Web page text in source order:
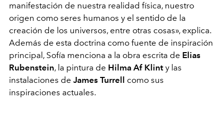
manifestación de nuestra realidad física, nuestro
origen como seres humanos y el sentido de la
creación de los universos, entre otras cosas», explica.
Además de esta doctrina como fuente de inspiración
principal, Sofía menciona a la obra escrita de Elias
Rubenstein, la pintura de Hilma Af Klint y las
instalaciones de James Turrell como sus
inspiraciones actuales.